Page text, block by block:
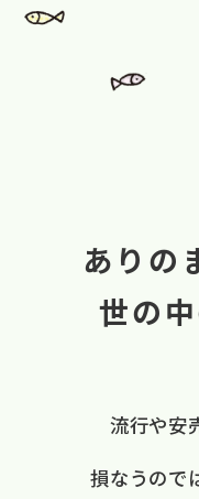
ありの
世の
流行や​安
損なうので